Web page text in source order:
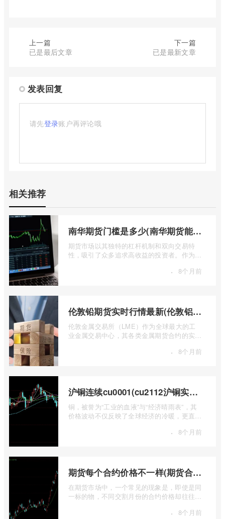
上一篇
已是最后文章
下一篇
已是最新文章
发表回复
请先登录账户再评论哦
相关推荐
南华期货门槛是多少(南华期货能做国际期货吗)
期货市场以其独特的杠杆机制和双向交易特
性，吸引了众多追求高收益的投资者。作为中
· 8个月前
伦敦铅期货实时行情最新(伦敦铝锡期货实时行情)
伦敦金属交易所（LME）作为全球最大的工
业金属交易中心，其各类金属期货合约的实时
· 8个月前
沪铜连续cu0001(cu2112沪铜实时行情)
铜，被誉为“工业的血液”与“经济晴雨表”，其
价格波动不仅反映了全球经济的冷暖，更直接
· 8个月前
期货每个合约价格不一样(期货合约之间的价格差)
在期货市场中，一个常见的现象是，即使是同
一标的物，不同交割月份的合约价格却往往不
· 8个月前